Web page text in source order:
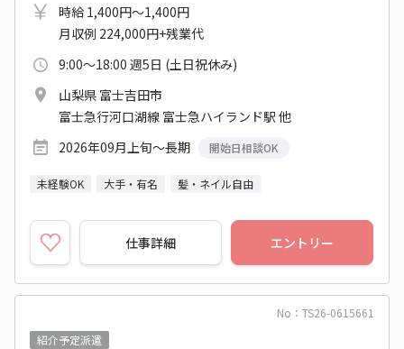
時給 1,400円～1,400円
月収例 224,000円+残業代
9:00～18:00 週5日 (土日祝休み)
山梨県 富士吉田市
富士急行河口湖線 富士急ハイランド駅 他
2026年09月上旬～長期
開始日相談OK
未経験OK 大手・有名 髪・ネイル自由
仕事詳細 エントリー
No：TS26-0615661
紹介予定派遣